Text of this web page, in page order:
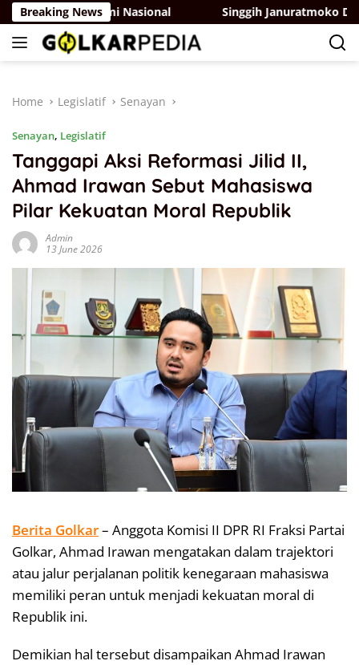
Skip
to
content
Breaking News
Ekonomi Nasional Singgih Januratmoko Dorong
Home Legislatif Senayan
Senayan, Legislatif
Tanggapi Aksi Reformasi Jilid II,
Ahmad Irawan Sebut Mahasiswa
Pilar Kekuatan Moral Republik
Admin
13 June 2026
Berita Golkar– Anggota Komisi II DPR RI Fraksi Partai
Golkar, Ahmad Irawan mengatakan dalam trajektori
atau jalur perjalanan politik kenegaraan mahasiswa
memiliki peran untuk menjadi kekuatan moral di
Republik ini.
Demikian hal tersebut disampaikan Ahmad Irawan